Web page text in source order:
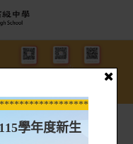
學年度新生